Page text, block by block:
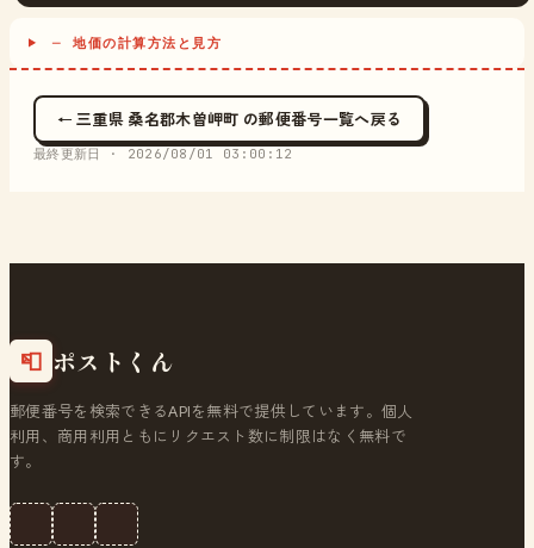
─ 地価の計算方法と見方
← 三重県 桑名郡木曽岬町 の郵便番号一覧へ戻る
最終更新日 · 2026/08/01 03:00:12
📮 ポストくん
郵便番号を検索できるAPIを無料で提供しています。個人
利用、商用利用ともにリクエスト数に制限はなく無料で
す。